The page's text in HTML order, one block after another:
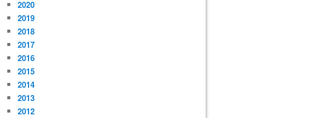
2020
2019
2018
2017
2016
2015
2014
2013
2012